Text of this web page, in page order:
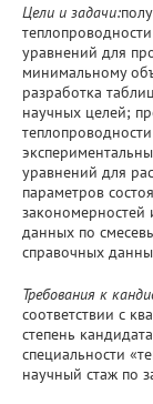
Цели и задачи:
уравнений для
минимальному
разработка
научных целей;
уравнений для
параметров
данных по
справочных
Требования к
соответствии с
степень
специальности
научный стаж по